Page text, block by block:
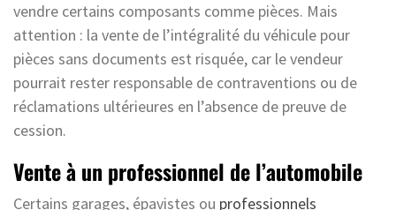
vendre certains composants comme pièces. Mais
attention : la vente de l’intégralité du véhicule pour
pièces sans documents est risquée, car le vendeur
pourrait rester responsable de contraventions ou de
réclamations ultérieures en l’absence de preuve de
cession.
Vente à un professionnel de l’automobile
Certains garages, épavistes ou professionnels